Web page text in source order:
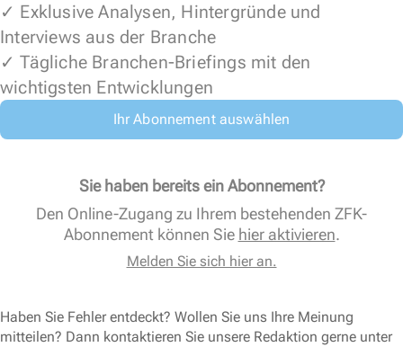
✓ Exklusive Analysen, Hintergründe und
Interviews aus der Branche
✓ Tägliche Branchen-Briefings mit den
wichtigsten Entwicklungen
Ihr Abonnement auswählen
Sie haben bereits ein Abonnement?
Den Online-Zugang zu Ihrem bestehenden ZFK-
Abonnement können Sie hier aktivieren.
Melden Sie sich hier an.
Haben Sie Fehler entdeckt? Wollen Sie uns Ihre Meinung
mitteilen? Dann kontaktieren Sie unsere Redaktion gerne unter